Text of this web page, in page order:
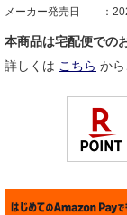
メーカー発売日
本商品は宅配便での
詳しくは こちら から